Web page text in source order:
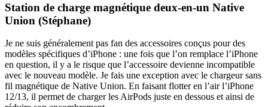
Station de charge magnétique deux-en-un Native
Union (Stéphane)
Je ne suis généralement pas fan des accessoires conçus pour des
modèles spécifiques d’iPhone : une fois que l’on remplace l’iPhone
en question, il y a le risque que l’accessoire devienne incompatible
avec le nouveau modèle. Je fais une exception avec le chargeur sans
fil magnétique de Native Union. En faisant flotter en l’air l’iPhone
12/13, il permet de charger les AirPods juste en dessous et ainsi de